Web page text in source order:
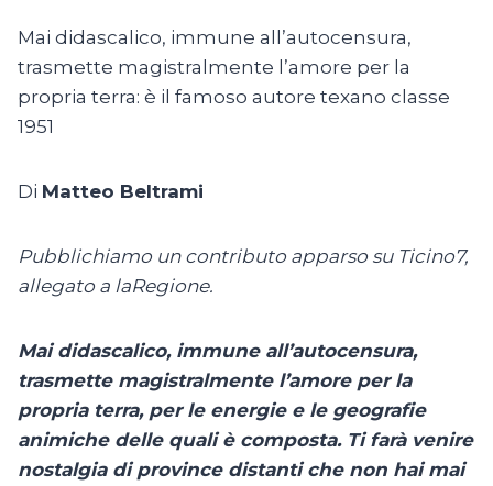
Mai didascalico, immune all’autocensura,
trasmette magistralmente l’amore per la
propria terra: è il famoso autore texano classe
1951
Di Matteo Beltrami
Pubblichiamo un contributo apparso su Ticino7,
allegato a laRegione.
Mai didascalico, immune all’autocensura,
trasmette magistralmente l’amore per la
propria terra, per le energie e le geografie
animiche delle quali è composta. Ti farà venire
nostalgia di province distanti che non hai mai